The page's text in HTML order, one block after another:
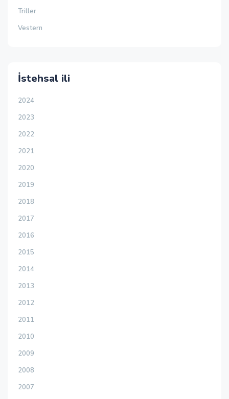
Triller
Vestern
İstehsal ili
2024
2023
2022
2021
2020
2019
2018
2017
2016
2015
2014
2013
2012
2011
2010
2009
2008
2007